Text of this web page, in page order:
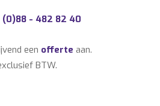
(0)88 - 482 82 40
een offerte aan.
BTW.